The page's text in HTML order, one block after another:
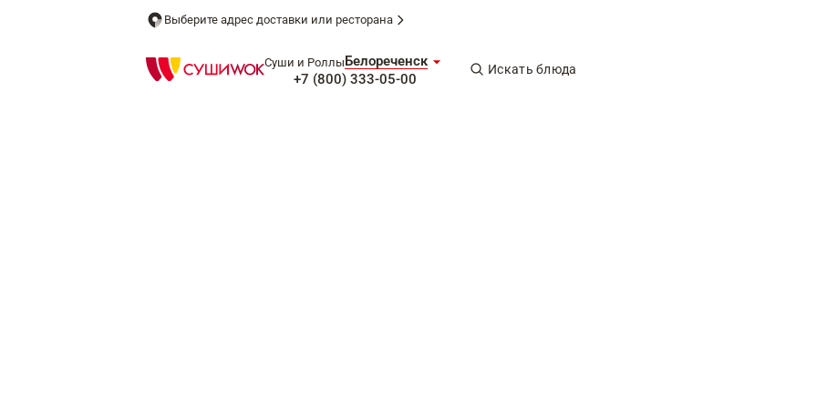
Выберите адрес доставки или ресторана
Суши и РоллыБелореченск
+7 (800) 333-05-00
Искать блюда